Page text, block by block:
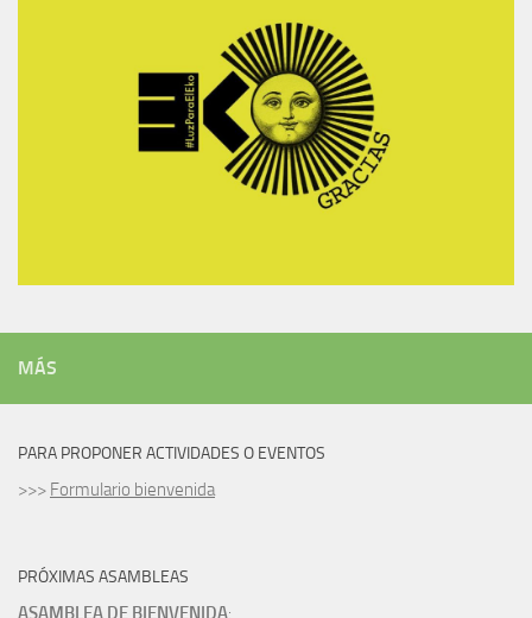
MÁS
PARA PROPONER ACTIVIDADES O EVENTOS
>>> Formulario bienvenida
PRÓXIMAS ASAMBLEAS
ASAMBLEA DE BIENVENIDA: